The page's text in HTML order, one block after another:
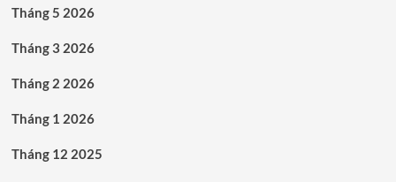
Tháng 5 2026
Tháng 3 2026
Tháng 2 2026
Tháng 1 2026
Tháng 12 2025